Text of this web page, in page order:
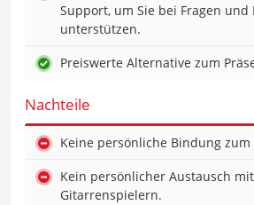
Support, um Sie bei Fragen und
unterstützen.
Preiswerte Alternative zum
Nachteile
Keine persönliche Bindung
Kein persönlicher Austausch
Gitarrenspielern.